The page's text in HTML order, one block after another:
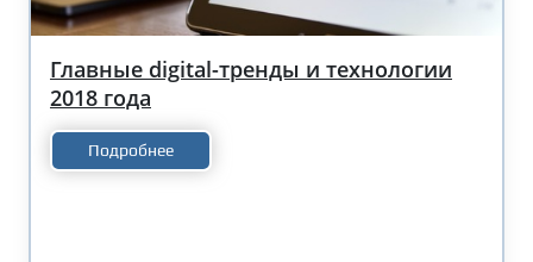
Главные digital-тренды и технологии
2018 года
Подробнее